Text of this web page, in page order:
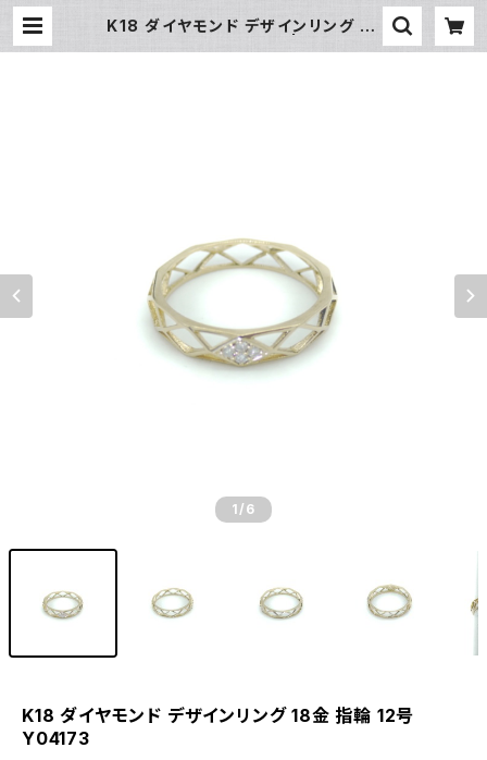
K18 ダイヤモンド デザインリング 18
1 /6
K18 ダイヤモンド デザインリング 18金 指輪 12号
Y04173